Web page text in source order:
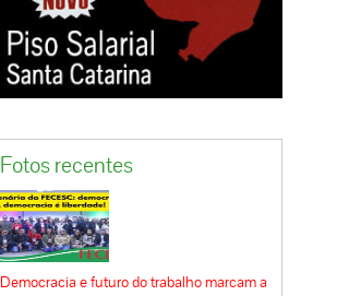
Fotos recentes
Democracia e futuro do trabalho marcam a